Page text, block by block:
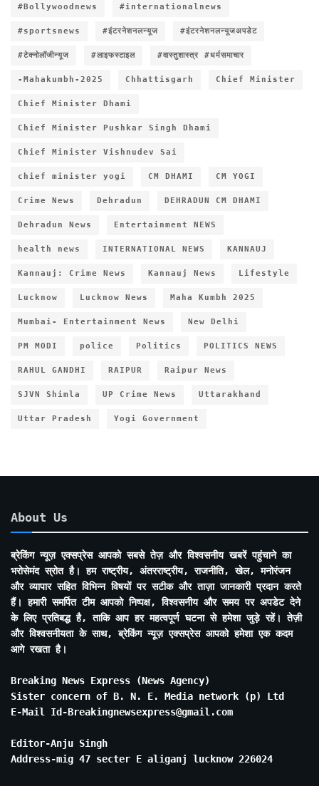
#Bollywoodnews #internationalnews
#sportsnews #इंटरनेशनलन्यूज #इंटरनेशनलन्यूजअपडेट
#टेक्नोलॉजीन्यूज #लाइफस्टाइल #वास्तुशास्त्र #धर्मसमाचार
-Mahakumbh-2025 Chhattisgarh Chief Minister
Chief Minister Dhami
Chief Minister Pushkar Singh Dhami
Chief Minister Vishnudev Sai
chief minister yogi CM DHAMI CM YOGI
Crime News Dehradun DEHRADUN CM DHAMI
Dehradun News Entertainment NEWS
health news INTERNATIONAL NEWS KANNAUJ
Kannauj: Crime News Kannauj News Lifestyle
Lucknow Lucknow News Maha Kumbh 2025
Mumbai- Entertainment News New Delhi
PM MODI police Politics POLITICS NEWS
RAHUL GANDHI RAIPUR Raipur News
SJVN Shimla UP Crime News Uttarakhand
Uttar Pradesh Yogi Government
About Us
ब्रेकिंग न्यूज़ एक्सप्रेस आपको सबसे तेज़ और विश्वसनीय खबरें पहुंचाने का
भरोसेमंद स्रोत है। हम राष्ट्रीय, अंतरराष्ट्रीय, राजनीति, खेल, मनोरंजन
और व्यापार सहित विभिन्न विषयों पर सटीक और ताज़ा जानकारी प्रदान करते
हैं। हमारी समर्पित टीम आपको निष्पक्ष, विश्वसनीय और समय पर अपडेट देने
के लिए प्रतिबद्ध है, ताकि आप हर महत्वपूर्ण घटना से हमेशा जुड़े रहें। तेज़ी
और विश्वसनीयता के साथ, ब्रेकिंग न्यूज़ एक्सप्रेस आपको हमेशा एक कदम
आगे रखता है।
Breaking News Express (News Agency)
Sister concern of B. N. E. Media network (p) Ltd
E-Mail Id-Breakingnewsexpress@gmail.com
Editor-Anju Singh
Address-mig 47 secter E aliganj lucknow 226024